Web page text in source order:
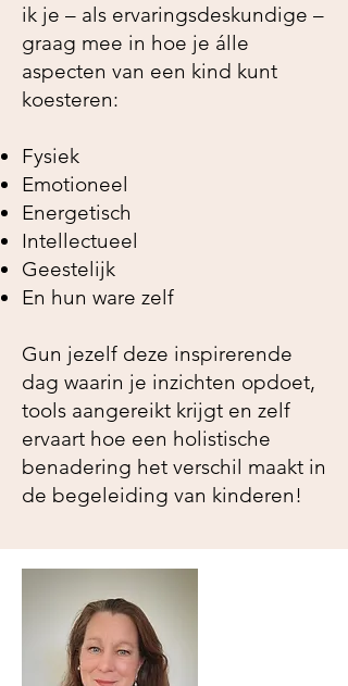
ik je – als ervaringsdeskundige –
graag mee in hoe je álle
aspecten van een kind kunt
koesteren:
Fysiek
Emotioneel
Energetisch
Intellectueel
Geestelijk
En hun ware zelf
Gun jezelf deze inspirerende
dag waarin je inzichten opdoet,
tools aangereikt krijgt en zelf
ervaart hoe een holistische
benadering het verschil maakt in
de begeleiding van kinderen!